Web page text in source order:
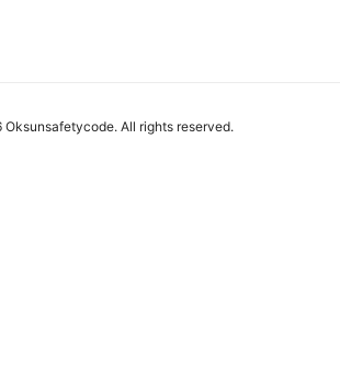
All rights reserved.